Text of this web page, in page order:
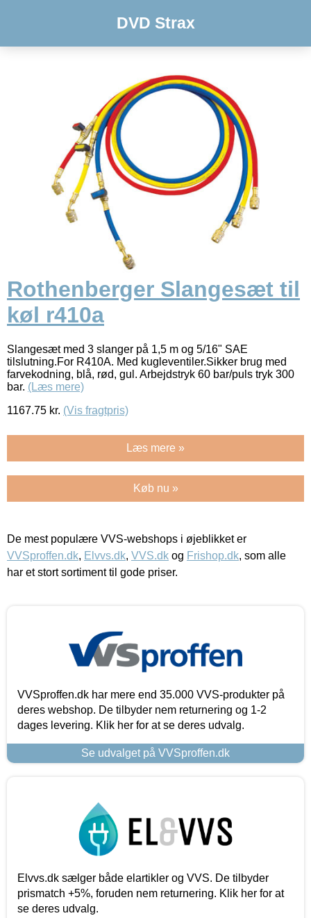
DVD Strax
Rothenberger Slangesæt til
køl r410a
Slangesæt med 3 slanger på 1,5 m og 5/16" SAE
tilslutning.For R410A. Med kugleventiler.Sikker brug med
farvekodning, blå, rød, gul. Arbejdstryk 60 bar/puls tryk 300
bar. (Læs mere)
1167.75 kr. (Vis fragtpris)
Læs mere »
Køb nu »
De mest populære VVS-webshops i øjeblikket er
VVSproffen.dk, Elvvs.dk, VVS.dk og Frishop.dk, som alle
har et stort sortiment til gode priser.
VVSproffen.dk har mere end 35.000 VVS-produkter på
deres webshop. De tilbyder nem returnering og 1-2
dages levering. Klik her for at se deres udvalg.
Se udvalget på VVSproffen.dk
Elvvs.dk sælger både elartikler og VVS. De tilbyder
prismatch +5%, foruden nem returnering. Klik her for at
se deres udvalg.